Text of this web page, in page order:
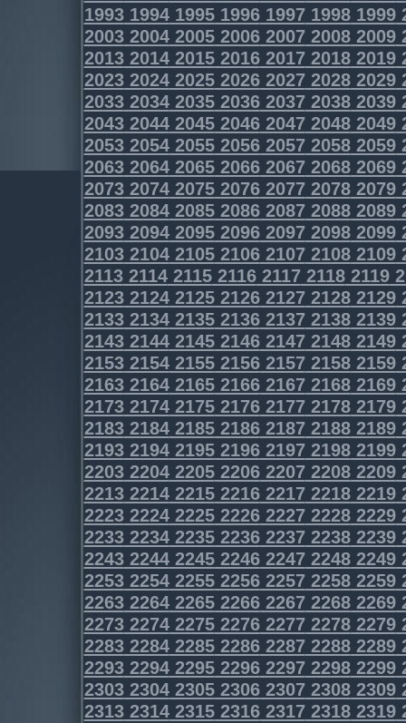
1993199419951996199719981999
2003200420052006200720082009
2013201420152016201720182019
2023202420252026202720282029
2033203420352036203720382039
2043204420452046204720482049
2053205420552056205720582059
2063206420652066206720682069
2073207420752076207720782079
2083208420852086208720882089
2093209420952096209720982099
2103210421052106210721082109
2113211421152116211721182119
2123212421252126212721282129
2133213421352136213721382139
2143214421452146214721482149
2153215421552156215721582159
2163216421652166216721682169
2173217421752176217721782179
2183218421852186218721882189
2193219421952196219721982199
2203220422052206220722082209
2213221422152216221722182219
2223222422252226222722282229
2233223422352236223722382239
2243224422452246224722482249
2253225422552256225722582259
2263226422652266226722682269
2273227422752276227722782279
2283228422852286228722882289
2293229422952296229722982299
2303230423052306230723082309
2313231423152316231723182319